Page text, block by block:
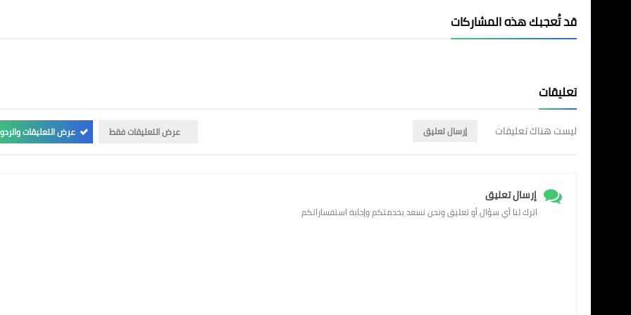
قد تُعجبك هذه المشاركات
تعليقات
ليست هناك تعليقات إرسال تعليق عرض التعليقات فقط عرض التعليقات
إرسال تعليق
اترك لنا أي سؤال أو تعليق ونحن نسعد بخدمتكم وإجابة استفساراتكم